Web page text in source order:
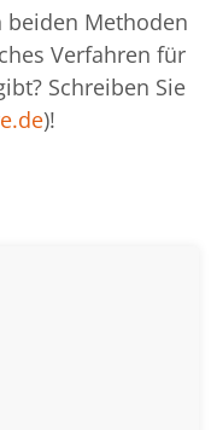
beiden Methoden
Verfahren für
Schreiben Sie
)!